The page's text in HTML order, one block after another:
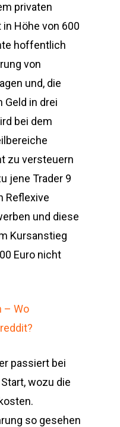
privaten
Höhe von 600
hoffentlich
von
und, die
Geld in drei
bei dem
zu versteuern
jene Trader 9
Reflexive
und diese
Kursanstieg
Euro nicht
– Wo
passiert bei
wozu die
so gesehen